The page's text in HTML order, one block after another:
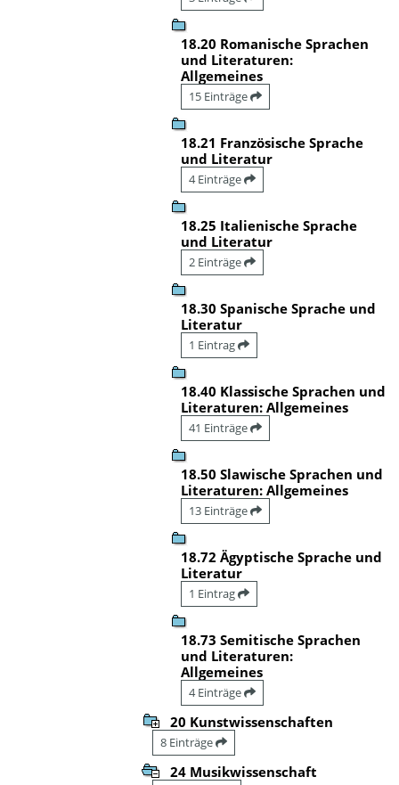
18.20 Romanische Sprachen
und Literaturen:
Allgemeines
15 Einträge
18.21 Französische Sprache
und Literatur
4 Einträge
18.25 Italienische Sprache
und Literatur
2 Einträge
18.30 Spanische Sprache und
Literatur
1 Eintrag
18.40 Klassische Sprachen und
Literaturen: Allgemeines
41 Einträge
18.50 Slawische Sprachen und
Literaturen: Allgemeines
13 Einträge
18.72 Ägyptische Sprache und
Literatur
1 Eintrag
18.73 Semitische Sprachen
und Literaturen:
Allgemeines
4 Einträge
20 Kunstwissenschaften
8 Einträge
24 Musikwissenschaft